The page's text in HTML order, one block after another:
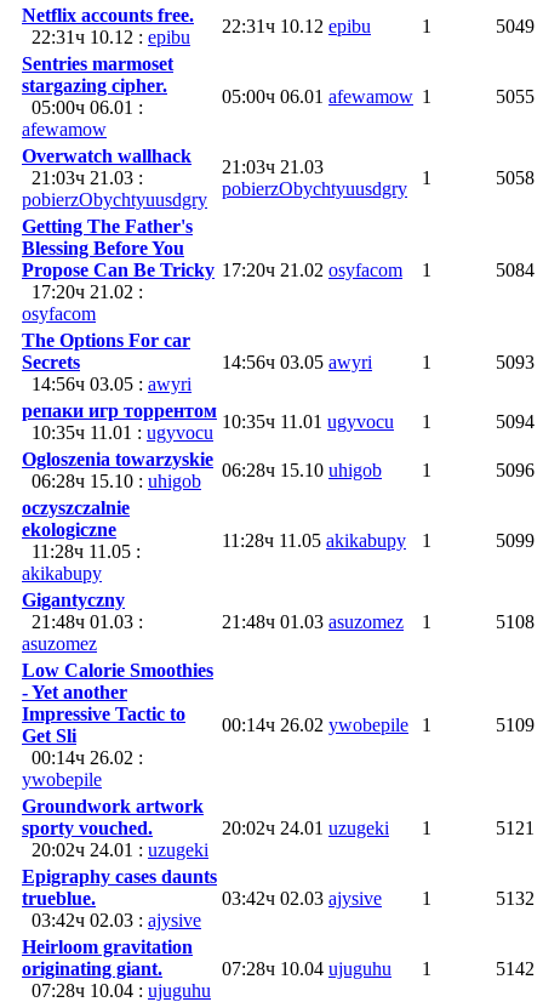
Netflix accounts free.
22:31ч 10.12 : epibu
22:31ч 10.12 epibu 1
5049
Sentries marmoset
stargazing cipher.
05:00ч 06.01 :
afewamow
05:00ч 06.01 afewamow 1 5055
Overwatch wallhack
21:03ч 21.03 :
pobierzObychtyuusdgry
21:03ч 21.03
pobierzObychtyuusdgry
1 5058
Getting The Father's
Blessing Before You
Propose Can Be Tricky
17:20ч 21.02 :
osyfacom
17:20ч 21.02 osyfacom 1 5084
The Options For car
Secrets
14:56ч 03.05 : awyri
14:56ч 03.05 awyri 1 5093
репаки игр торрентом
10:35ч 11.01 : ugyvocu
10:35ч 11.01 ugyvocu 1
5094
Ogloszenia towarzyskie
06:28ч 15.10 : uhigob
06:28ч 15.10 uhigob 1
5096
oczyszczalnie
ekologiczne
11:28ч 11.05 :
akikabupy
11:28ч 11.05 akikabupy 1 5099
Gigantyczny
21:48ч 01.03 :
asuzomez
21:48ч 01.03 asuzomez 1 5108
Low Calorie Smoothies
- Yet another
Impressive Tactic to
Get Sli
00:14ч 26.02 :
ywobepile
00:14ч 26.02 ywobepile 1 5109
Groundwork artwork
sporty vouched.
20:02ч 24.01 : uzugeki
20:02ч 24.01 uzugeki 1 5121
Epigraphy cases daunts
trueblue.
03:42ч 02.03 : ajysive
03:42ч 02.03 ajysive 1 5132
Heirloom gravitation
originating giant.
07:28ч 10.04 : ujuguhu
07:28ч 10.04 ujuguhu 1 5142